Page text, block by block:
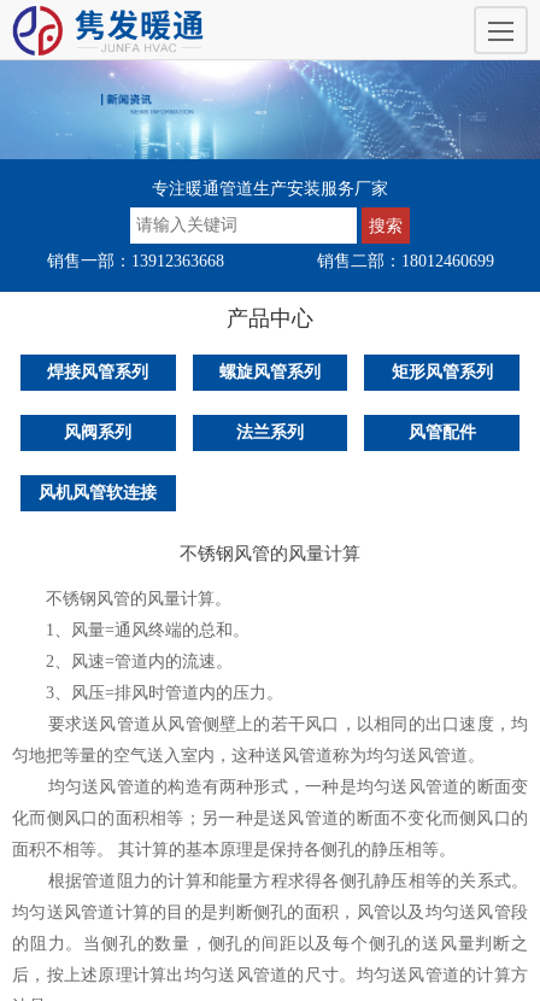
专注暖通管道生产安装服务厂家
销售一部：13912363668 销售二部：18012460699
产品中心
焊接风管系列 螺旋风管系列 矩形风管系列
风阀系列 法兰系列 风管配件
风机风管软连接
不锈钢风管的风量计算
不锈钢风管的风量计算。
1、风量=通风终端的总和。
2、风速=管道内的流速。
3、风压=排风时管道内的压力。
要求送风管道从风管侧壁上的若干风口，以相同的出口速度，均
匀地把等量的空气送入室内，这种送风管道称为均匀送风管道。
均匀送风管道的构造有两种形式，一种是均匀送风管道的断面变
化而侧风口的面积相等；另一种是送风管道的断面不变化而侧风口的
面积不相等。 其计算的基本原理是保持各侧孔的静压相等。
根据管道阻力的计算和能量方程求得各侧孔静压相等的关系式。
均匀送风管道计算的目的是判断侧孔的面积，风管以及均匀送风管段
的阻力。当侧孔的数量，侧孔的间距以及每个侧孔的送风量判断之
后，按上述原理计算出均匀送风管道的尺寸。均匀送风管道的计算方